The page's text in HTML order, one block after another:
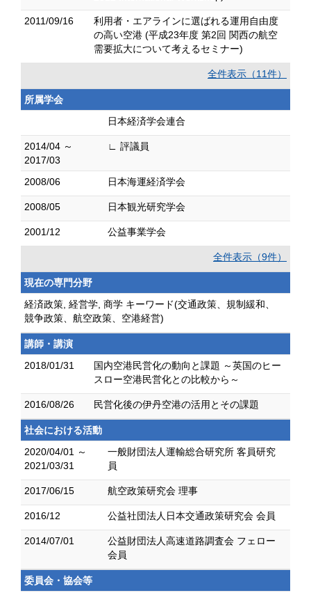
2011/09/16
利用者・エアラインに選ばれる運用自由度
の高い空港 (平成23年度 第2回 関西の航空
需要拡大について考えるセミナー)
全件表示（11件）
所属学会
日本経済学会連合
2014/04 ～
2017/03
∟ 評議員
2008/06 日本海運経済学会
2008/05 日本観光研究学会
2001/12 公益事業学会
全件表示（9件）
現在の専門分野
経済政策, 経営学, 商学 キーワード(交通政策、規制緩和、
競争政策、航空政策、空港経営)
講師・講演
2018/01/31
国内空港民営化の動向と課題 ～英国のヒー
スロー空港民営化との比較から～
2016/08/26 民営化後の伊丹空港の活用とその課題
社会における活動
2020/04/01 ～
2021/03/31
一般財団法人運輸総合研究所 客員研究
員
2017/06/15 航空政策研究会 理事
2016/12 公益社団法人日本交通政策研究会 会員
2014/07/01
公益財団法人高速道路調査会 フェロー
会員
委員会・協会等